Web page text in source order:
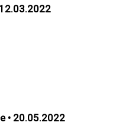
• 20.05.2022